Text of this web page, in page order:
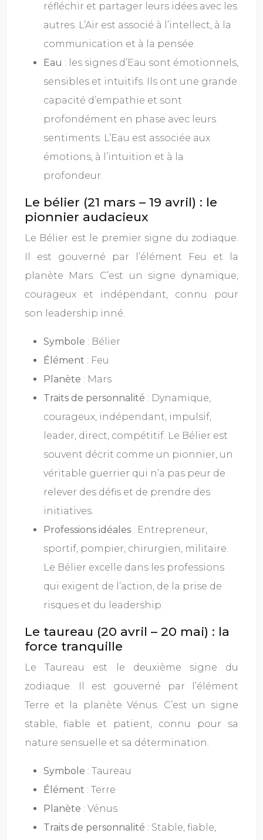
réfléchir et partager leurs idées avec les
autres. L’Air est associé à l’intellect, à la
communication et à la pensée.
Eau : les signes d’Eau sont émotionnels,
sensibles et intuitifs. Ils ont une grande
capacité d’empathie et sont
profondément en phase avec leurs
sentiments. L’Eau est associée aux
émotions, à l’intuition et à la
profondeur.
Le bélier (21 mars – 19 avril) : le
pionnier audacieux
Le Bélier est le premier signe du zodiaque.
Il est gouverné par l’élément Feu et la
planète Mars. C’est un signe dynamique,
courageux et indépendant, connu pour
son leadership inné.
Symbole : Bélier
Élément : Feu
Planète : Mars
Traits de personnalité : Dynamique,
courageux, indépendant, impulsif,
leader, direct, compétitif. Le Bélier est
souvent décrit comme un pionnier, un
véritable guerrier qui n’a pas peur de
relever des défis et de prendre des
initiatives.
Professions idéales : Entrepreneur,
sportif, pompier, chirurgien, militaire.
Le Bélier excelle dans les professions
qui exigent de l’action, de la prise de
risques et du leadership.
Le taureau (20 avril – 20 mai) : la
force tranquille
Le Taureau est le deuxième signe du
zodiaque. Il est gouverné par l’élément
Terre et la planète Vénus. C’est un signe
stable, fiable et patient, connu pour sa
nature sensuelle et sa détermination.
Symbole : Taureau
Élément : Terre
Planète : Vénus
Traits de personnalité : Stable, fiable,